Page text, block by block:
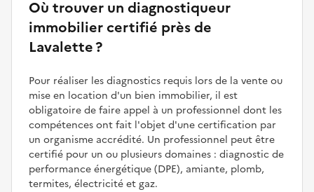
Où trouver un diagnostiqueur
immobilier certifié près de
Lavalette ?
Pour réaliser les diagnostics requis lors de la vente ou
mise en location d'un bien immobilier, il est
obligatoire de faire appel à un professionnel dont les
compétences ont fait l'objet d'une certification par
un organisme accrédité. Un professionnel peut être
certifié pour un ou plusieurs domaines : diagnostic de
performance énergétique (DPE), amiante, plomb,
termites, électricité et gaz.